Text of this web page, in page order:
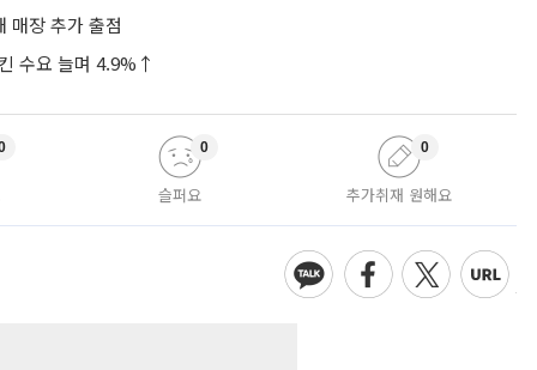
매장 추가 출점
수요 늘며 4.9%↑
슬퍼요
0
추가취재 원해요
0